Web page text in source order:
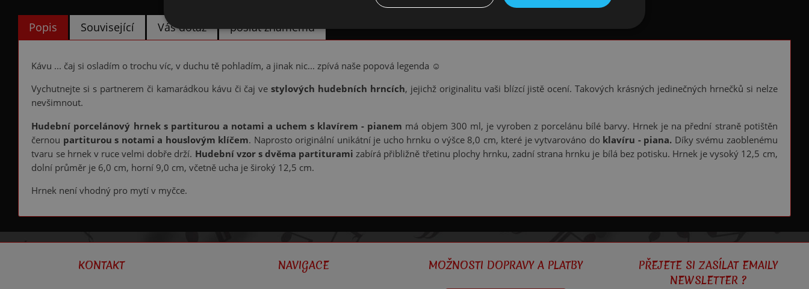
Popis Související Váš dotaz poslat známému
Kávu ... čaj si osladím o trochu víc, v duchu tě pohladím, a jinak nic... zpívá naše popová legenda ☺
Vychutnejte si s partnerem či kamarádkou kávu či čaj vestylových hudebních hrncích, jejichž originalitu vaši blízcí jistě ocení. Takových krásných jedinečných hrnečků si nelze
nevšimnout.
Hudební porcelánový hrnek s partiturou a notami a uchem s klavírem - pianem má objem 300 ml, je vyroben z porcelánu bílé barvy. Hrnek je na přední straně potištěn
černou partiturou s notami a houslovým klíčem. Naprosto originální unikátní je ucho hrnku o výšce 8,0 cm, které je vytvarováno do klavíru - piana. Díky svému zaoblenému
tvaru se hrnek v ruce velmi dobře drží. Hudební vzor s dvěma partiturami zabírá přibližně třetinu plochy hrnku, zadní strana hrnku je bílá bez potisku. Hrnek je vysoký 12,5 cm,
dolní průměr je 6,0 cm, horní 9,0 cm, včetně ucha je široký 12,5 cm.
Hrnek není vhodný pro mytí v myčce.
KONTAKT NAVIGACE MOŽNOSTI DOPRAVY A PLATBY
PŘEJETE SI ZASÍLAT EMAILY
NEWSLETTER ?